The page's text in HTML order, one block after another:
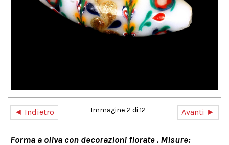
◄ Indietro Avanti ►
Immagine 2 di 12
Forma a oliva con decorazioni fiorate . Misure: